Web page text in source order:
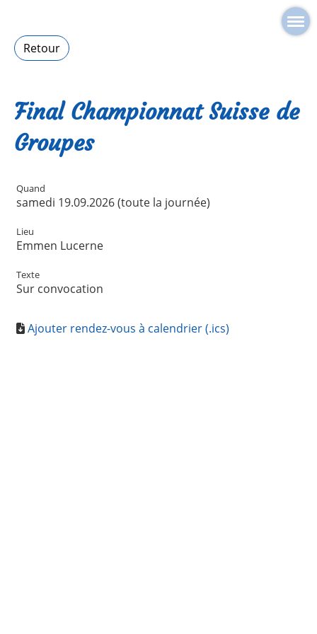
Retour
Final Championnat Suisse de
Groupes
Quand
samedi 19.09.2026 (toute la journée)
Lieu
Emmen Lucerne
Texte
Sur convocation
Ajouter rendez-vous à calendrier (.ics)